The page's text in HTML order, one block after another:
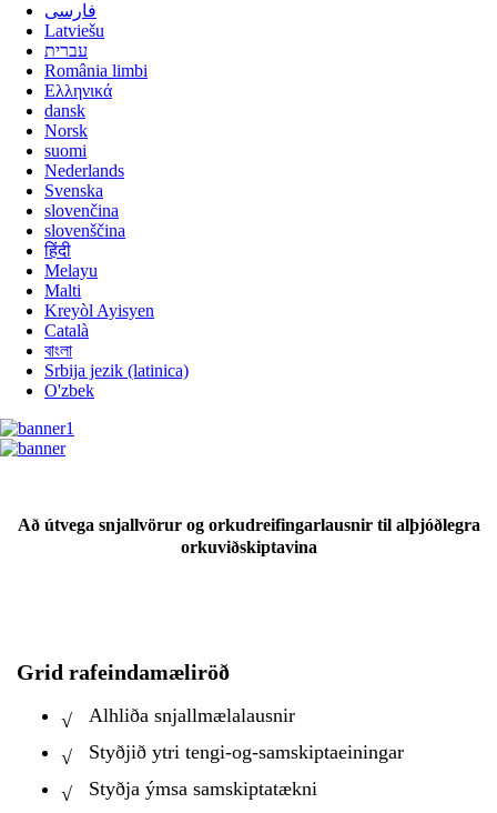
فارسی
Latviešu
עברית
România limbi
Ελληνικά
dansk
Norsk
suomi
Nederlands
Svenska
slovenčina
slovenščina
हिंदी
Melayu
Malti
Kreyòl Ayisyen
Català
বাংলা
Srbija jezik (latinica)
O'zbek
Að útvega snjallvörur og orkudreifingarlausnir til alþjóðlegra
orkuviðskiptavina
Grid rafeindamæliröð
√
Alhliða snjallmælalausnir
√
Styðjið ytri tengi-og-samskiptaeiningar
√
Styðja ýmsa samskiptatækni